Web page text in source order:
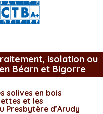
isolation ou
Béarn et Bigorre
solives en bois
et les
Presbytère d’Arudy